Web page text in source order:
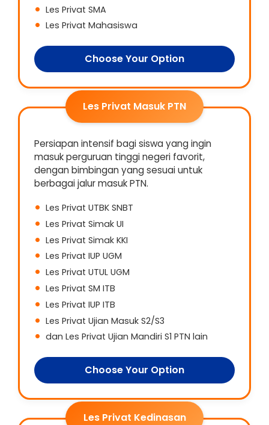
Les Privat SMA
Les Privat Mahasiswa
Choose Your Option
Les Privat Masuk PTN
Persiapan intensif bagi siswa yang ingin
masuk perguruan tinggi negeri favorit,
dengan bimbingan yang sesuai untuk
berbagai jalur masuk PTN.
Les Privat UTBK SNBT
Les Privat Simak UI
Les Privat Simak KKI
Les Privat IUP UGM
Les Privat UTUL UGM
Les Privat SM ITB
Les Privat IUP ITB
Les Privat Ujian Masuk S2/S3
dan Les Privat Ujian Mandiri S1 PTN lain
Choose Your Option
Les Privat Kedinasan